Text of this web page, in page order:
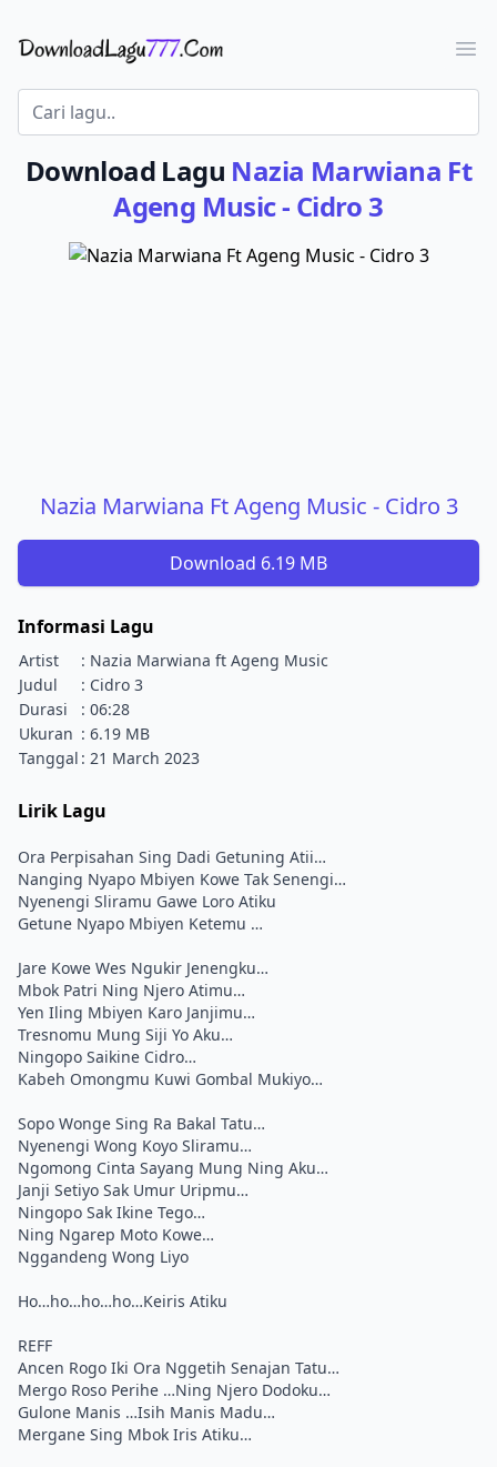
Download Lagu - LaguJoss.com
Download Lagu Nazia Marwiana Ft
Ageng Music - Cidro 3
Nazia Marwiana Ft Ageng Music - Cidro 3
Download 6.19 MB
Informasi Lagu
Artist
: Nazia Marwiana ft Ageng Music
Judul
: Cidro 3
Durasi
: 06:28
Ukuran : 6.19 MB
Tanggal : 21 March 2023
Lirik Lagu
Ora Perpisahan Sing Dadi Getuning Atii…
Nanging Nyapo Mbiyen Kowe Tak Senengi…
Nyenengi Sliramu Gawe Loro Atiku
Getune Nyapo Mbiyen Ketemu …
Jare Kowe Wes Ngukir Jenengku…
Mbok Patri Ning Njero Atimu…
Yen Iling Mbiyen Karo Janjimu…
Tresnomu Mung Siji Yo Aku…
Ningopo Saikine Cidro…
Kabeh Omongmu Kuwi Gombal Mukiyo…
Sopo Wonge Sing Ra Bakal Tatu…
Nyenengi Wong Koyo Sliramu…
Ngomong Cinta Sayang Mung Ning Aku…
Janji Setiyo Sak Umur Uripmu…
Ningopo Sak Ikine Tego…
Ning Ngarep Moto Kowe…
Nggandeng Wong Liyo
Ho…ho…ho…ho…Keiris Atiku
REFF
Ancen Rogo Iki Ora Nggetih Senajan Tatu…
Mergo Roso Perihe …Ning Njero Dodoku…
Gulone Manis …Isih Manis Madu…
Mergane Sing Mbok Iris Atiku…